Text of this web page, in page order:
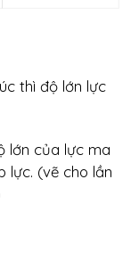
thì độ lớn lực
lớn của lực ma
lực. (vẽ cho lần